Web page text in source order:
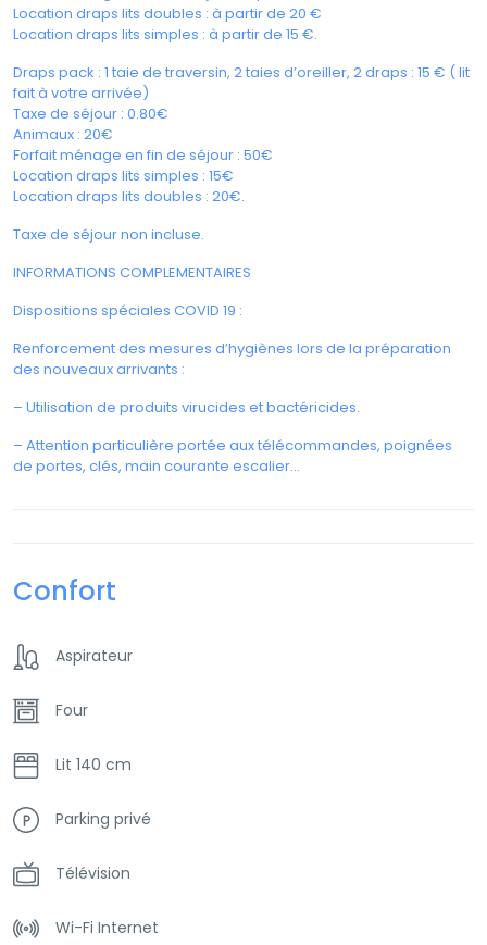
Location draps lits doubles : à partir de 20 €
Location draps lits simples : à partir de 15 €.
Draps pack : 1 taie de traversin, 2 taies d’oreiller, 2 draps : 15 € ( lit
fait à votre arrivée)
Taxe de séjour : 0.80€
Animaux : 20€
Forfait ménage en fin de séjour : 50€
Location draps lits simples : 15€
Location draps lits doubles : 20€.
Taxe de séjour non incluse.
INFORMATIONS COMPLEMENTAIRES
Dispositions spéciales COVID 19 :
Renforcement des mesures d’hygiènes lors de la préparation
des nouveaux arrivants :
– Utilisation de produits virucides et bactéricides.
– Attention particulière portée aux télécommandes, poignées
de portes, clés, main courante escalier…
Confort
Aspirateur
Four
Lit 140 cm
Parking privé
Télévision
Wi-Fi Internet